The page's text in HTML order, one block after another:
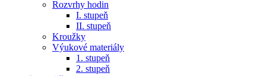
Rozvrhy hodin
I. stupeň
II. stupeň
Kroužky
Výukové materiály
1. stupeň
2. stupeň